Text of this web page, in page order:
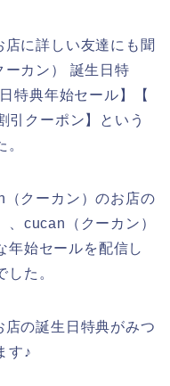
に詳しい友達にも聞
ーカン） 誕生日特
特典年始セール】【
引クーポン】という
クーカン）のお店の
、cucan（クーカン）
年始セールを配信し
た。
の誕生日特典がみつ
す♪